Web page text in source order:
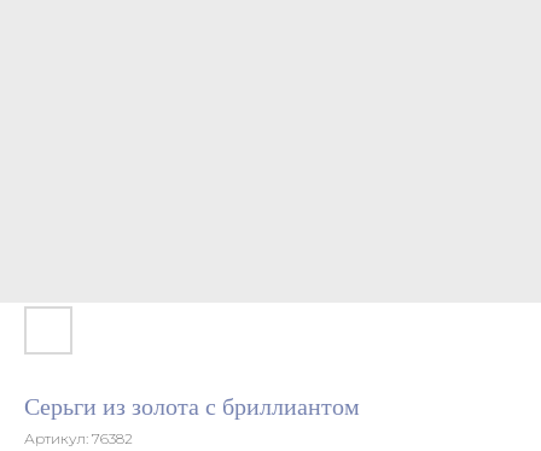
Серьги из золота с бриллиантом
Артикул: 76382